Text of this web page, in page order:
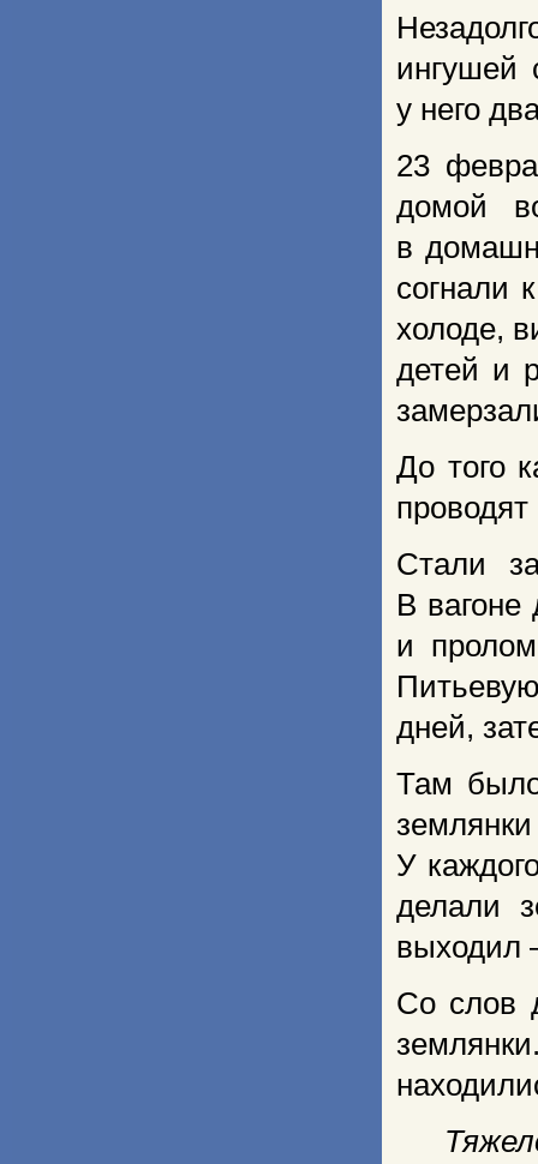
ингушей
у него
23
домой
в
согнали
холоде,
детей и
До того
Стали
В вагоне
и
дней,
Там
У
делали
выходил
Со слов